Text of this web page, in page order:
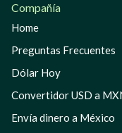
Compañía
Home
Preguntas Frecuentes
Dólar Hoy
Convertidor USD a
Envía dinero a México